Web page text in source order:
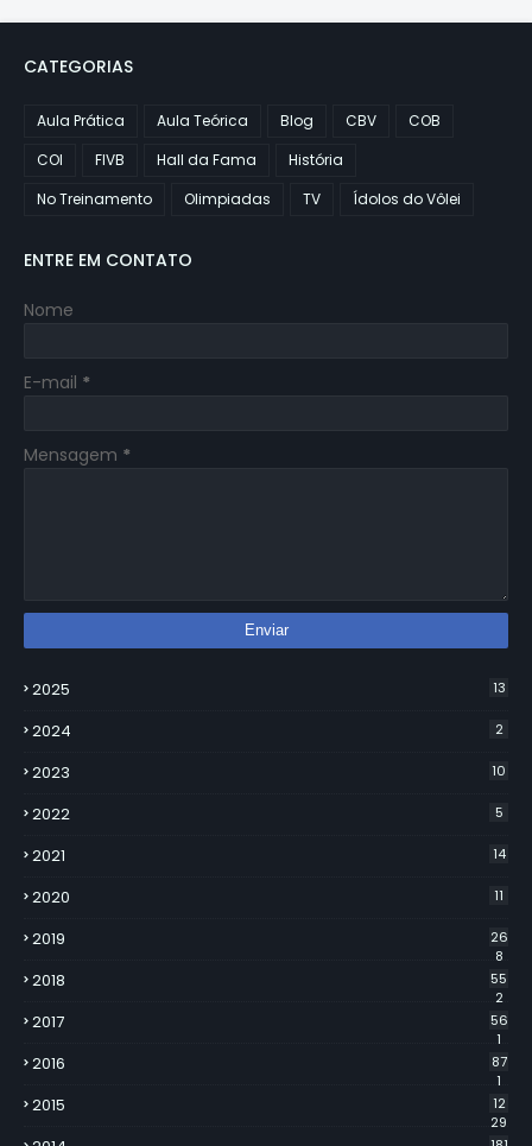
CATEGORIAS
Aula Prática Aula Teórica Blog CBV
COB
COI
FIVB Hall da Fama
História
No Treinamento
Olimpiadas TV Ídolos do Vôlei
ENTRE EM CONTATO
Nome
E-mail *
Mensagem *
2025 13
2024 2
2023 10
2022 5
2021 14
2020 11
2019
26
8
2018
55
2
2017
56
1
2016
87
1
2015
12
29